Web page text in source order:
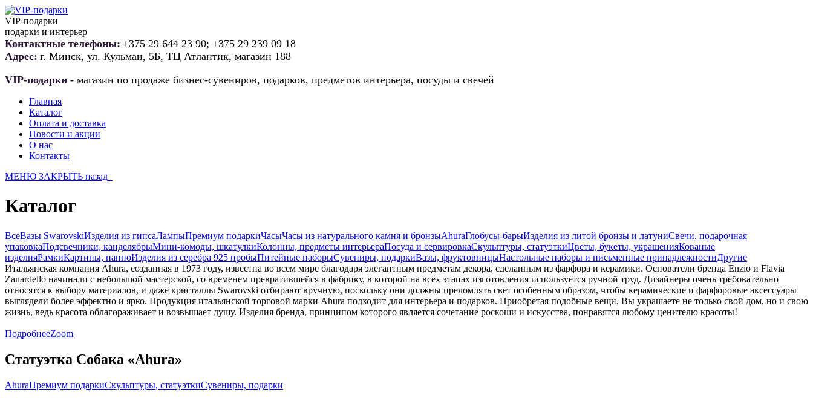
VIP-подарки
подарки и интерьер
Контактные телефоны: +375 29 644 23 90; +375 29 239 09 18
Адрес: г. Минск, ул. Кульман, 5Б, ТЦ Атлантик, магазин 188
VIP-подарки - магазин по продаже бизнес-сувениров, подарков, предметов интерьера, посуды и свечей
Главная
Каталог
Оплата и доставка
Новости и акции
О нас
Контакты
МЕНЮ ЗАКРЫТЬ назад
Каталог
ВсеВазы SwarovskiИзделия из гипсаЛампыПремиум подаркиЧасыЧасы из натурального камня и бронзыAhuraГлобусы-барыИзделия из литой бронзы и латуниСвечи, подарочная
упаковкаПодсвечники, канделябрыМини-комоды, шкатулкиКолонны, предметы интерьераПосуда и сервировкаСкульптуры, статуэткиЦветы, букеты, украшенияКованые
изделияРамкиКартины, панноИзделия из серебра 925 пробыПитейные наборыСувениры, подаркиВазы, фруктовницыНастольные наборы и письменные принадлежностиДругие
Итальянская компания Ahura, созданная в 1973 году, известна во всем мире благодаря элегантным предметам декора, сделанным из фарфора и керамики. Основатели бренда Enzio и Flavia
Zanardello начинали с небольшой мастерской, со временем превратившейся в фабрику, в которой на всех этапах изготовления используется ручной труд. Дизайнеры очень требовательно
относятся к выбору материалов, и даже кристаллы Swarovski отбирают вручную, поскольку они должны преломлять свет особенным образом, чтобы керамические и фарфоровые аксессуары
выглядели более эффектно и ярко. Продукция итальянской торговой марки Ahura подходит для интерьера и подарков. Приобретая подобные вещи, Вы украшаете не только свой дом, но и свою
жизнь, ведь красота облагораживает и возвышает душу. Изделия бренда, принципом которого является сочетание роскоши и искусства, понравятся любому ценителю красоты!
ПодробнееZoom
Статуэтка Собака «Ahura»
AhuraПремиум подаркиСкульптуры, статуэткиСувениры, подарки